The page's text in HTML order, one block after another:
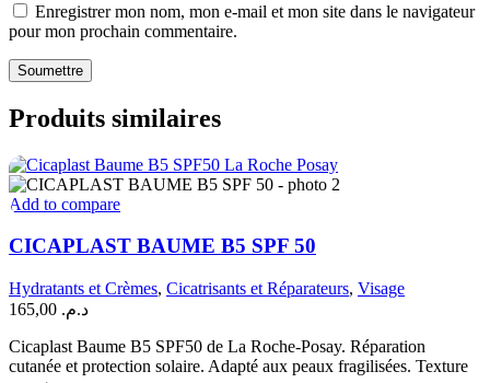
Enregistrer mon nom, mon e-mail et mon site dans le navigateur
pour mon prochain commentaire.
Produits similaires
Add to compare
CICAPLAST BAUME B5 SPF 50
Hydratants et Crèmes, Cicatrisants et Réparateurs, Visage
د.م.
Cicaplast Baume B5 SPF50 de La Roche-Posay. Réparation
cutanée et protection solaire. Adapté aux peaux fragilisées. Texture